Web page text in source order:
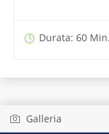
Durata: 60 Min.
Galleria